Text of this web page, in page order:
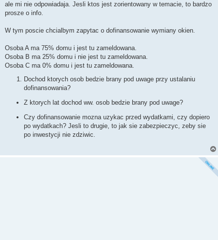
ale mi nie odpowiadaja. Jesli ktos jest zorientowany w temacie, to bardzo
prosze o info.
W tym poscie chcialbym zapytac o dofinansowanie wymiany okien.
Osoba A ma 75% domu i jest tu zameldowana.
Osoba B ma 25% domu i nie jest tu zameldowana.
Osoba C ma 0% domu i jest tu zameldowana.
Dochod ktorych osob bedzie brany pod uwage przy ustalaniu
dofinansowania?
Z ktorych lat dochod ww. osob bedzie brany pod uwage?
Czy dofinansowanie mozna uzykac przed wydatkami, czy dopiero
po wydatkach? Jesli to drugie, to jak sie zabezpieczyc, zeby sie
po inwestycji nie zdziwic.